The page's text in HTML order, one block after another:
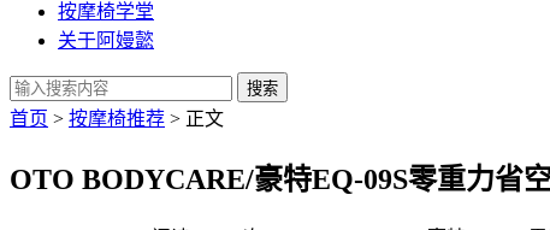
按摩椅学堂
关于阿嫚懿
搜索
首页 > 按摩椅推荐 > 正文
OTO BODYCARE/豪特EQ-09S零重力省